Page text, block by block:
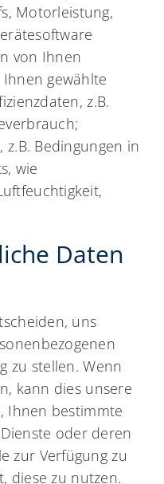
Motorleistung,
von Ihnen
gewählte
z.B.
Bedingungen in
wie
Daten
uns
zu stellen. Wenn
kann dies unsere
Ihnen bestimmte
oder deren
zur Verfügung zu
diese zu nutzen.